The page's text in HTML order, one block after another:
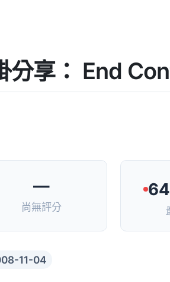
分享： End
—
尚無評分
11-04